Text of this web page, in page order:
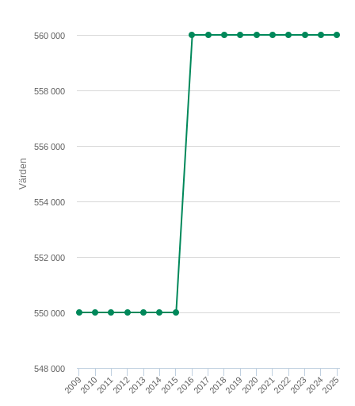
Värden
20092010201120122013201420152016201720182019202020212022202320242025
548 000
550 000
552 000
554 000
556 000
558 000
560 000